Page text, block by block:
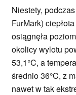
Niestety,
FurMark)
osiągnęła
okolicy wylotu
53,1°C, a
średnio 36°C, z
nawet w tak